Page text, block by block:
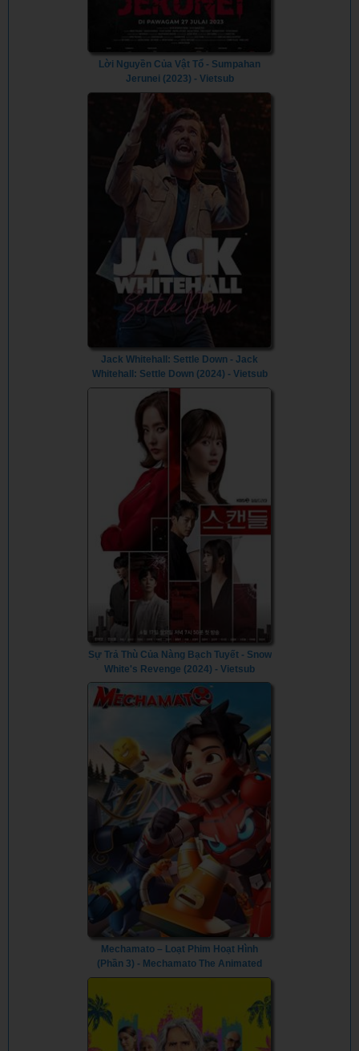
Lời Nguyền Của Vật Tổ - Sumpahan
Jerunei (2023) - Vietsub
Jack Whitehall: Settle Down - Jack
Whitehall: Settle Down (2024) - Vietsub
Sự Trả Thù Của Nàng Bạch Tuyết - Snow
White's Revenge (2024) - Vietsub
Mechamato – Loạt Phim Hoạt Hình
(Phần 3) - Mechamato The Animated
Series (Season 3) (2024) - Vietsub